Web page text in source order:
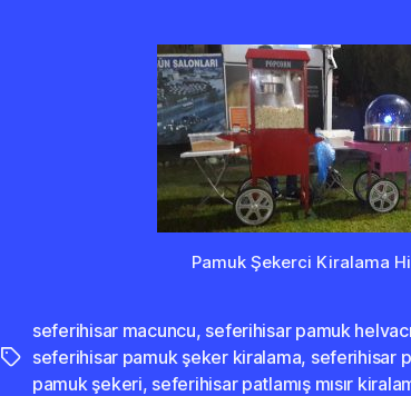
Pamuk Şekerci Kiralama
Etiketler
seferihisar macuncu, seferihisar pamuk helvacı
seferihisar pamuk şeker kiralama, seferihisar
pamuk şekeri, seferihisar patlamış mısır